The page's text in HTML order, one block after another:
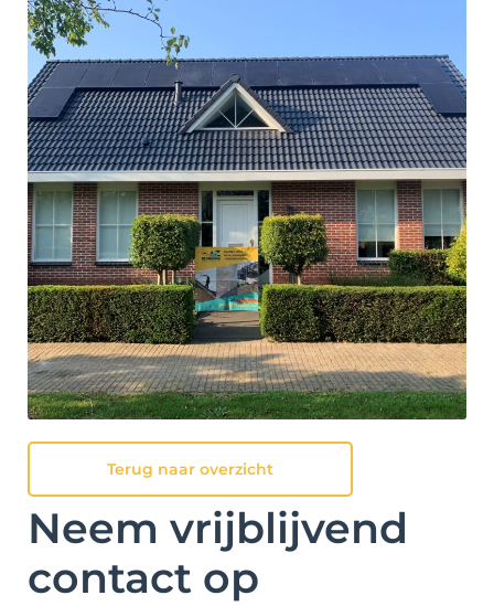
Terug naar overzicht
Neem vrijblijvend
contact op